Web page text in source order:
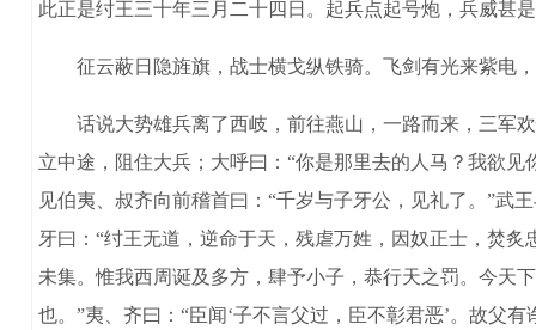
此正是纣王三十年三月二十四日。起兵点起号炮，兵威甚
征云蔽日隐旌旗，战士横戈纵铁骑。飞剑有光来紫电，
话说大势雄兵离了西岐，前往燕山，一路而来，三军欢
立中途，阻住大兵；大呼曰：“你是那里去的人马？我欲
见伯夷、叔齐向前稽首曰：“千岁与子牙公，见礼了。”武
牙曰：“纣王无道，逆命于天，残虐万姓，因奴正士，焚
未集。惟我西周诞及多方，肆予小子，恭行天之罚。今天
也。”夷、齐曰：“臣闻‘子不言父过，臣不彰君恶’。故父